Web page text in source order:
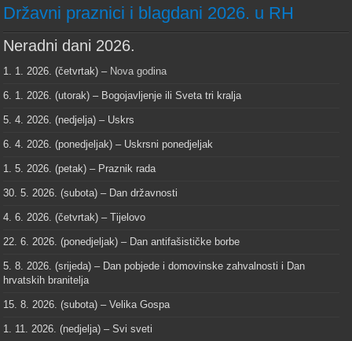
Državni praznici i blagdani 2026. u RH
Neradni dani 2026.
1. 1. 2026. (četvrtak) – Nova godina
6. 1. 2026. (utorak) – Bogojavljenje ili Sveta tri kralja
5. 4. 2026. (nedjelja) – Uskrs
6. 4. 2026. (ponedjeljak) – Uskrsni ponedjeljak
1. 5. 2026. (petak) – Praznik rada
30. 5. 2026. (subota) – Dan državnosti
4. 6. 2026. (četvrtak) – Tijelovo
22. 6. 2026. (ponedjeljak) – Dan antifašističke borbe
5. 8. 2026. (srijeda) – Dan pobjede i domovinske zahvalnosti i Dan
hrvatskih branitelja
15. 8. 2026. (subota) – Velika Gospa
1. 11. 2026. (nedjelja) – Svi sveti